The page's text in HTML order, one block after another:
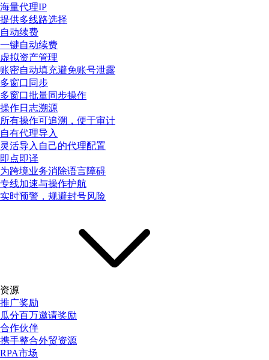
海量代理IP
提供多线路选择
自动续费
一键自动续费
虚拟资产管理
账密自动填充避免账号泄露
多窗口同步
多窗口批量同步操作
操作日志溯源
所有操作可追溯，便于审计
自有代理导入
灵活导入自己的代理配置
即点即译
为跨境业务消除语言障碍
专线加速与操作护航
实时预警，规避封号风险
资源
推广奖励
瓜分百万邀请奖励
合作伙伴
携手整合外贸资源
RPA市场